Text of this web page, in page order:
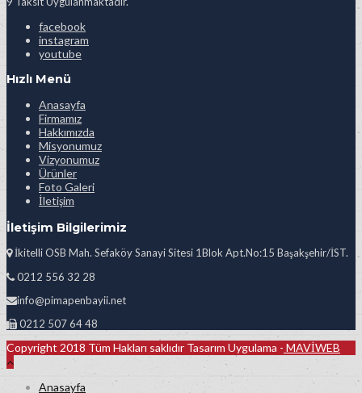
facebook
instagram
youtube
Hızlı Menü
Anasayfa
Firmamız
Hakkımızda
Misyonumuz
Vizyonumuz
Ürünler
Foto Galeri
İletişim
İletişim Bilgilerimiz
İkitelli OSB Mah. Sefaköy Sanayi Sitesi 1Blok Apt.No:15 Başakşehir/İST.
0212 556 32 28
info@pimapenbayii.net
0212 507 64 48
Copyright 2018 Tüm Hakları saklıdır Tasarım Uygulama - MAVİWEB
Anasayfa